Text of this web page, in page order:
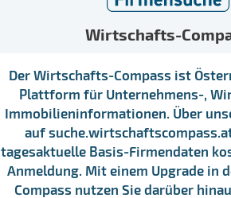
Wirtschafts-
Der Wirtschafts-Compass ist
Plattform für Unternehmens-,
Immobilieninformationen. Über
auf
tagesaktuelle Basis-Firmendaten
Anmeldung. Mit einem Upgrade in
Compass nutzen Sie darüber